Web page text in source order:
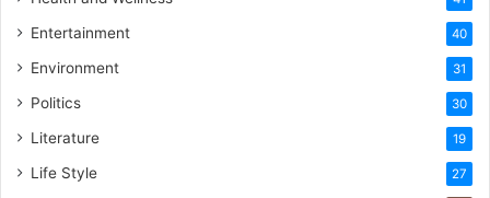
Entertainment 40
Environment 31
Politics 30
Literature 19
Life Style 27